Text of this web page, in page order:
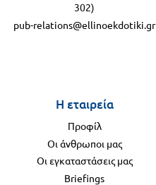
Η εταιρεία
Προφίλ
Οι άνθρωποι μας
Οι εγκαταστάσεις μας
Briefings
302)
pub-relations@ellinoekdotiki.gr